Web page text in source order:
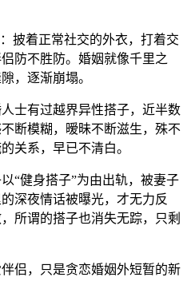
披着正常社交的外衣，打着交
防不胜防。婚姻就像千里之
，逐渐崩塌。
士有过越界异性搭子，近半数
断模糊，暧昧不断滋生，殊不
关系，早已不清白。
“健身搭子”为由出轨，被妻子
深夜情话被曝光，才无力反
所谓的搭子也消失无踪，只剩
侣，只是贪恋婚姻外短暂的新